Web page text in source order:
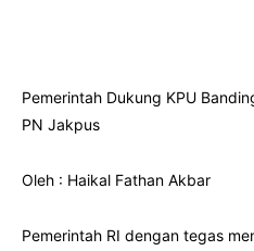
Pemerintah Dukung KPU
PN Jakpus
Oleh : Haikal Fathan Akbar
Pemerintah RI dengan tegas